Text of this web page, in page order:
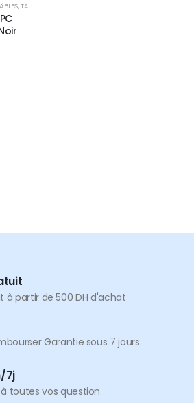
,TAPIS DE SOURIS
à partir de 500 DH d'achat
Garantie sous 7 jours
7j
toutes vos question